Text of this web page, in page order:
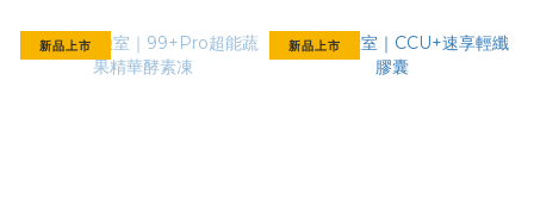
新品上市 新品上市